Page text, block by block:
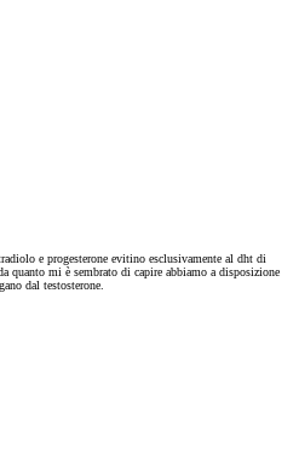
e progesterone evitino esclusivamente al dht di
quanto mi è sembrato di capire abbiamo a disposizione
dal testosterone.